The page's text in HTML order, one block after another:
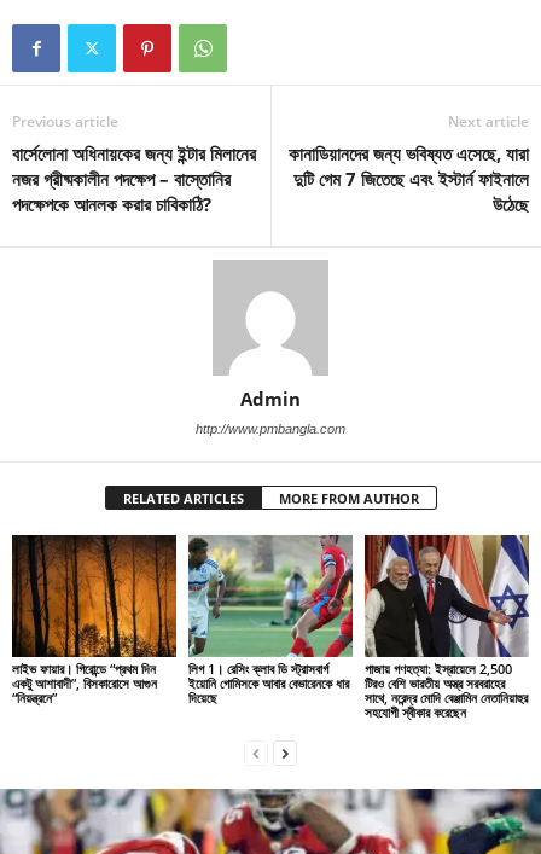
Previous article
বার্সেলোনা অধিনায়কের জন্য ইন্টার মিলানের
নজর গ্রীষ্মকালীন পদক্ষেপ – বাস্তোনির
পদক্ষেপকে আনলক করার চাবিকাঠি?
Next article
কানাডিয়ানদের জন্য ভবিষ্যত এসেছে, যারা
দুটি গেম 7 জিতেছে এবং ইস্টার্ন ফাইনালে
উঠেছে
Admin
http://www.pmbangla.com
RELATED ARTICLES MORE FROM AUTHOR
লাইভ ফায়ার। গিরোন্ডে “প্রথম দিন
একটু আশাবাদী”, বিসকারোসে আগুন
“নিয়ন্ত্রনে”
লিগ 1। রেসিং ক্লাব ডি স্ট্রাসবার্গ
ইয়োনি গোমিসকে আবার বেভারেনকে ধার
দিয়েছে
গাজায় গণহত্যা: ইস্রায়েলে 2,500
টিরও বেশি ভারতীয় অস্ত্র সরবরাহের
সাথে, নরেন্দ্র মোদি বেঞ্জামিন নেতানিয়াহুর
সহযোগী স্বীকার করেছেন